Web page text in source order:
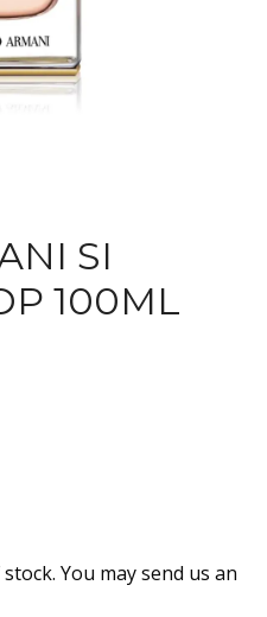
SI
100ML
You may send us an